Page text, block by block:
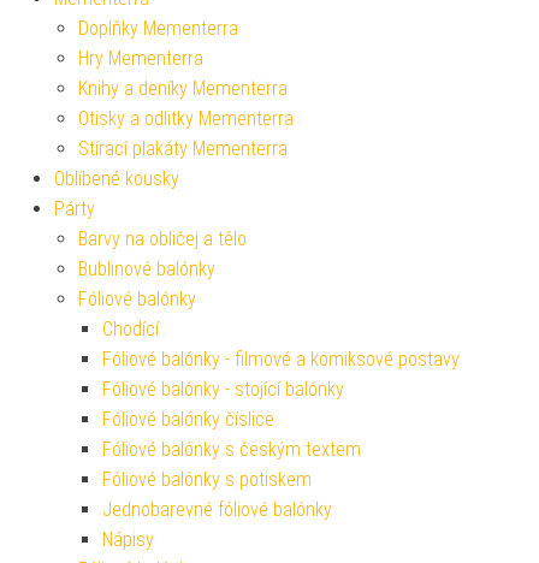
Doplňky Mementerra
Hry Mementerra
Knihy a deníky Mementerra
Otisky a odlitky Mementerra
Stírací plakáty Mementerra
Oblíbené kousky
Párty
Barvy na obličej a tělo
Bublinové balónky
Fóliové balónky
Chodící
Fóliové balónky - filmové a komiksové postavy
Fóliové balónky - stojící balónky
Fóliové balónky číslice
Fóliové balónky s českým textem
Fóliové balónky s potiskem
Jednobarevné fóliové balónky
Nápisy